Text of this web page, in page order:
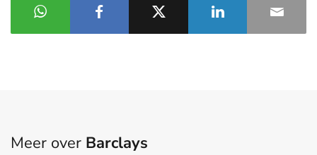
Meer over Barclays